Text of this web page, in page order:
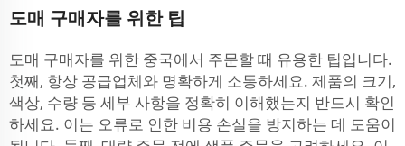
도매 구매자를 위한 팁
도매 구매자를 위한 중국에서 주문할 때 유용한 팁입니다.
첫째, 항상 공급업체와 명확하게 소통하세요. 제품의 크기,
색상, 수량 등 세부 사항을 정확히 이해했는지 반드시 확인
하세요. 이는 오류로 인한 비용 손실을 방지하는 데 도움이